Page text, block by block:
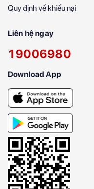
Quy định về khiếu nại
Liên hệ ngay
19006980
Download App